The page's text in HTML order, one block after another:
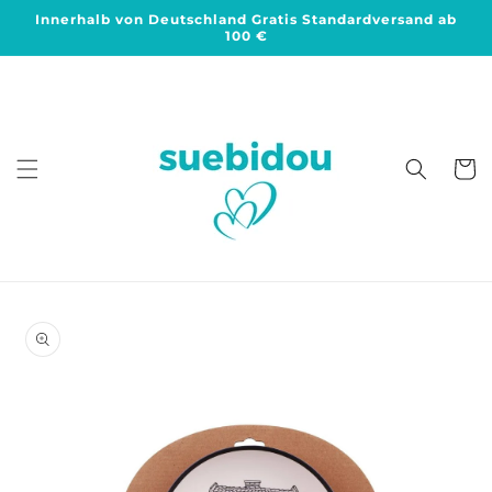
zum
Innerhalb von Deutschland Gratis Standardversand ab
100 €